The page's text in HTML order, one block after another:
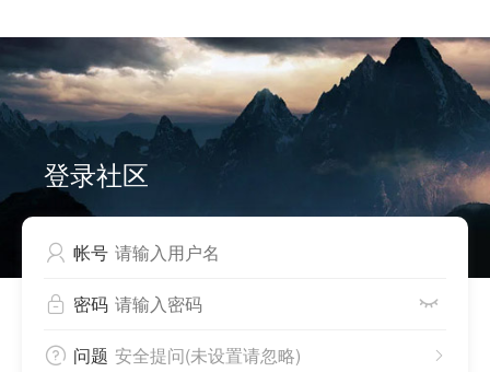
Can not write to cache files, please check directory
./source/plugin/comiis_app/comiis_info/ .
登录社区
 帐号
 密码 
 问题 
安全提问(未设置请忽略)